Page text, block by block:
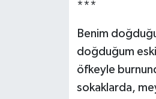
***
Benim
doğduğum
öfkeyle
sokaklarda,